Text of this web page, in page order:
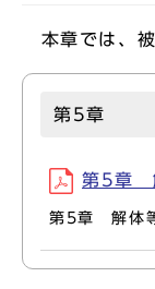
本章では、被
第5章
第5章
第5章 解体